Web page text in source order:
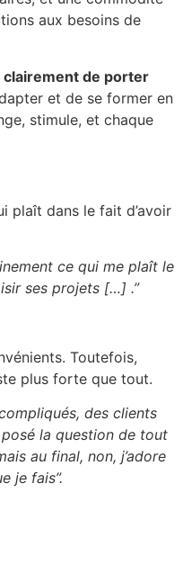
aux besoins de
de porter
et de se former en
stimule, et chaque
plaît dans le fait d’avoir
ce qui me plaît le
ses projets […] .”
Toutefois,
plus forte que tout.
des clients
la question de tout
au final, non, j’adore
je fais”.